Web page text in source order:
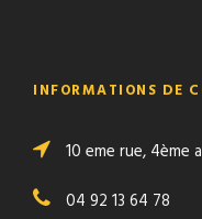
INFORMATIONS DE
10 eme rue, 4ème
04 92 13 64 78